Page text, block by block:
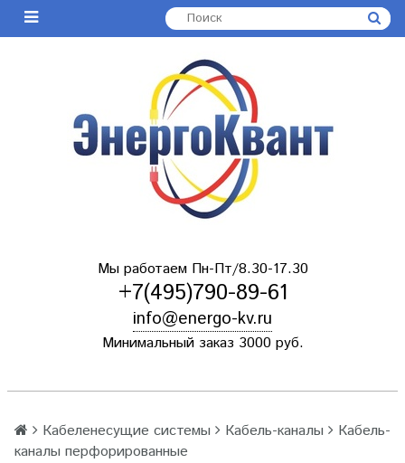
Мы работаем Пн-Пт/8.30-17.30
+7(495)790-89-61
info@energo-kv.ru
Минимальный заказ 3000 руб.
Кабеленесущие системы Кабель-каналы
Кабель-
каналы перфорированные